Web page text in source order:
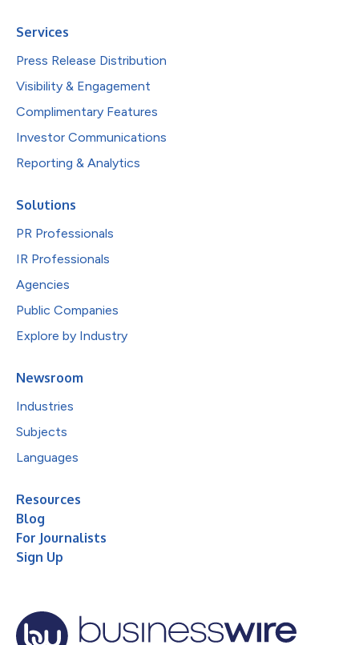
Services
Press Release Distribution
Visibility & Engagement
Complimentary Features
Investor Communications
Reporting & Analytics
Solutions
PR Professionals
IR Professionals
Agencies
Public Companies
Explore by Industry
Newsroom
Industries
Subjects
Languages
Resources
Blog
For Journalists
Sign Up